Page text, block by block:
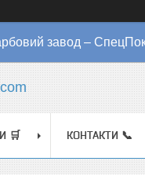
завод –
🛒 КОНТАКТИ 📞